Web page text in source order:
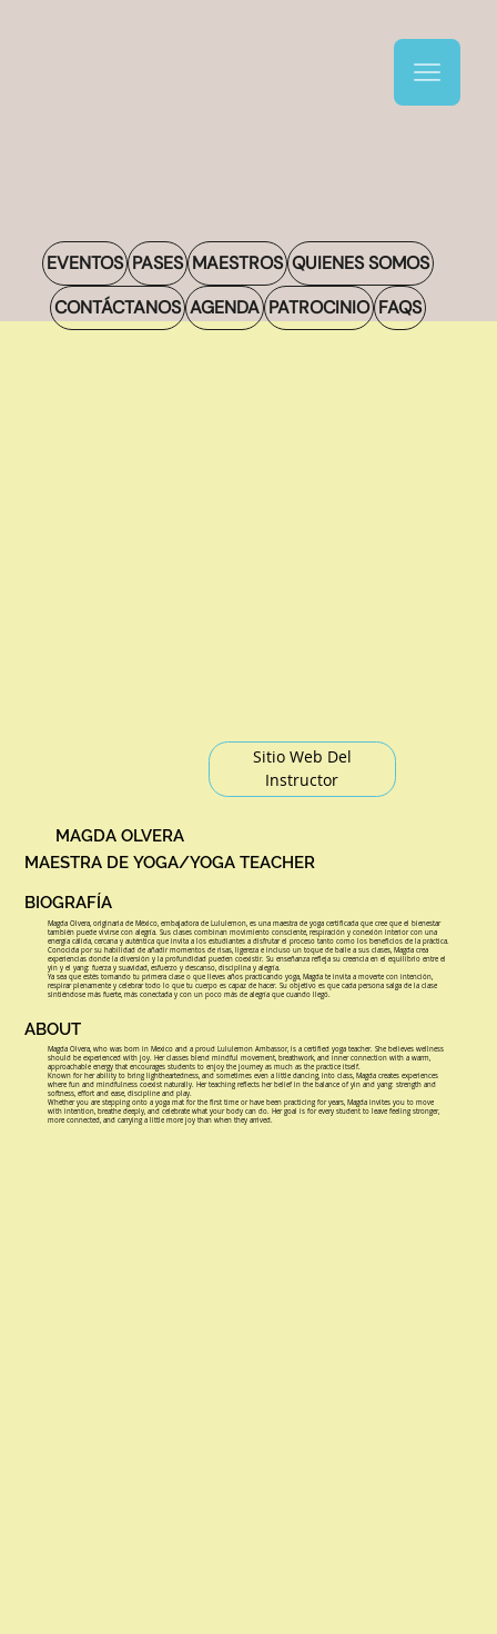
EVENTOS PASES MAESTROS QUIENES SOMOS
CONTÁCTANOS AGENDA PATROCINIO FAQS
Sitio Web Del
Instructor
MAGDA OLVERA
MAESTRA DE YOGA/YOGA TEACHER
BIOGRAFÍA
Magda Olvera, originaria de México, embajadora de Lululemon, es una maestra de yoga certificada que cree que el bienestar
también puede vivirse con alegría. Sus clases combinan movimiento consciente, respiración y conexión interior con una
energía cálida, cercana y auténtica que invita a los estudiantes a disfrutar el proceso tanto como los beneficios de la práctica.
Conocida por su habilidad de añadir momentos de risas, ligereza e incluso un toque de baile a sus clases, Magda crea
experiencias donde la diversión y la profundidad pueden coexistir. Su enseñanza refleja su creencia en el equilibrio entre el
yin y el yang: fuerza y suavidad, esfuerzo y descanso, disciplina y alegría.
Ya sea que estés tomando tu primera clase o que lleves años practicando yoga, Magda te invita a moverte con intención,
respirar plenamente y celebrar todo lo que tu cuerpo es capaz de hacer. Su objetivo es que cada persona salga de la clase
sintiéndose más fuerte, más conectada y con un poco más de alegría que cuando llegó.
ABOUT
Magda Olvera, who was born in Mexico and a proud Lululemon Ambassor, is a certified yoga teacher. She believes wellness
should be experienced with joy. Her classes blend mindful movement, breathwork, and inner connection with a warm,
approachable energy that encourages students to enjoy the journey as much as the practice itself.
Known for her ability to bring lightheartedness, and sometimes even a little dancing, into class, Magda creates experiences
where fun and mindfulness coexist naturally. Her teaching reflects her belief in the balance of yin and yang: strength and
softness, effort and ease, discipline and play.
Whether you are stepping onto a yoga mat for the first time or have been practicing for years, Magda invites you to move
with intention, breathe deeply, and celebrate what your body can do. Her goal is for every student to leave feeling stronger,
more connected, and carrying a little more joy than when they arrived.